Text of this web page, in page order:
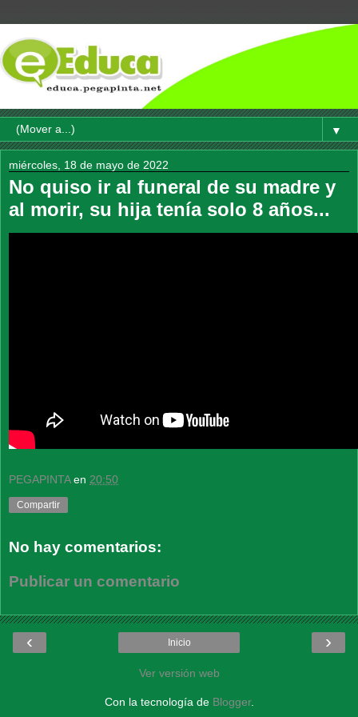
▼
miércoles, 18 de mayo de 2022
No quiso ir al funeral de su madre y
al morir, su hija tenía solo 8 años...
PEGAPINTA en 20:50
Compartir
No hay comentarios:
Publicar un comentario
‹ ›
Inicio
Ver versión web
Con la tecnología de Blogger.